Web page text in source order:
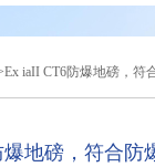
iaII CT6防爆地磅，符
地磅，符合防